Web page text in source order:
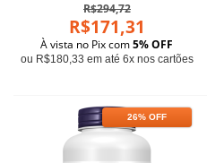
R$294,72
R$171,31
À vista no Pix com5% OFF
ou R$180,33 em até 6x nos cartões
26% OFF